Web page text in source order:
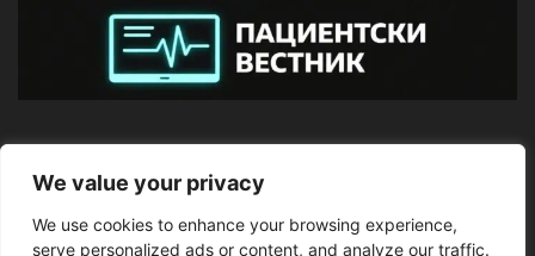
We value your privacy
We use cookies to enhance your browsing experience,
serve personalized ads or content, and analyze our traffic.
ПОСЛЕДВАЙТЕ НИ